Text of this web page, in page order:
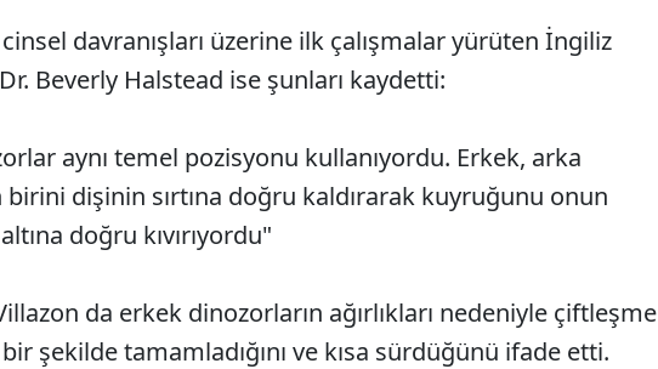
davranışları üzerine ilk çalışmalar yürüten İngiliz
Beverly Halstead ise şunları kaydetti:
aynı temel pozisyonu kullanıyordu. Erkek, arka
birini dişinin sırtına doğru kaldırarak kuyruğunu onun
doğru kıvırıyordu"
da erkek dinozorların ağırlıkları nedeniyle çiftleşme
bir şekilde tamamladığını ve kısa sürdüğünü ifade etti.